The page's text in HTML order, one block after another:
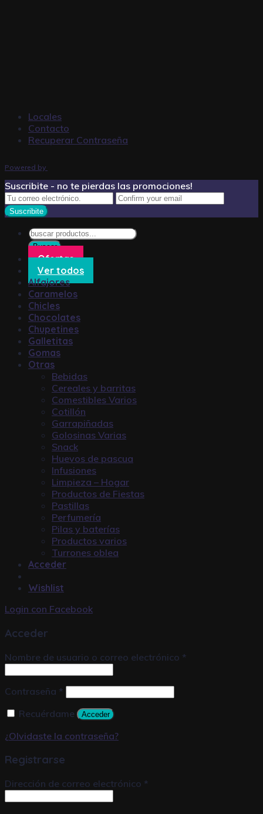
Locales
Contacto
Recuperar Contraseña
Powered by
Suscribite - no te pierdas las promociones!
Búsqueda
de
productos
Buscar
Ofertas
Ver todos
Alfajores
Caramelos
Chicles
Chocolates
Chupetines
Galletitas
Gomas
Otras
Bebidas
Cereales y barritas
Comestibles Varios
Cotillón
Garrapiñadas
Golosinas Varias
Snack
Huevos de pascua
Infusiones
Limpieza – Hogar
Productos de Fiestas
Pastillas
Perfumería
Pilas y baterías
Productos varios
Turrones oblea
Acceder
Wishlist
Login con Facebook
Acceder
Nombre de usuario o correo electrónico *
Contraseña *
Recuérdame
Acceder
¿Olvidaste la contraseña?
Registrarse
Dirección de correo electrónico *